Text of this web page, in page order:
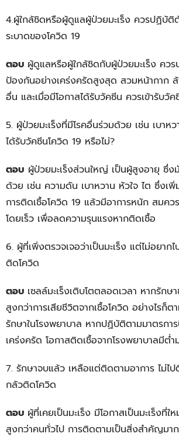
4.ผู้ใกล้ชิดหรือผู้ดูแลผู้ป่วยมะเร็ง ควรปฏิบัติ
ระบาดของโควิด 19
ตอบ ผู้ดูแลหรือผู้ใกล้ชิดกับผู้ป่วยมะเร็ง คว
ป้องกันอย่างเคร่งครัดสูงสุด สวมหน้ากาก ล้
อื่น และเมื่อมีโอกาสได้รับวัคซีน ควรเข้ารับวั
5. ผู้ป่วยมะเร็งที่มีโรคอื่นร่วมด้วย เช่น เบา
ได้รับวัคซีนโควิด 19 หรือไม่?
ตอบ ผู้ป่วยมะเร็งส่วนใหญ่ เป็นผู้สูงอายุ ซึ่ง
ด้วย เช่น ความดัน เบาหวาน หัวใจ ไต ซึ่งเพิ่
การติดเชื้อโควิด 19 แล้วมีอาการหนัก สมคว
โดยเร็ว เพื่อลดความรุนแรงหากติดเชื้อ
6. ผู้ที่เพิ่งตรวจเจอว่าเป็นมะเร็ง แต่ไม่อยาก
ติดโควิด
ตอบ เซลล์มะเร็งเติบโตตลอดเวลา หากรักษ
สูงกว่าการเสียชีวิตจากเชื้อโควิด อย่างไรก็ต
รักษาในโรงพยาบาล หากปฏิบัติตามมาตรกา
เคร่งครัด โอกาสติดเชื้อจากโรงพยาบาลมีต่ำ
7. รักษาจบแล้ว เหลือแต่ติดตามอาการ ไม่ไป
กลัวติดโควิด
ตอบ ผู้ที่เคยเป็นมะเร็ง มีโอกาสเป็นมะเร็งที่ใ
สูงกว่าคนทั่วไป การติดตามเป็นสิ่งสำคัญมา